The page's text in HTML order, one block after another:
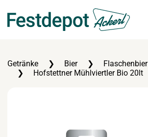
Zum Hauptinhalt springen
Getränke Bier Flaschenbier
Hofstettner Mühlviertler Bio 20lt